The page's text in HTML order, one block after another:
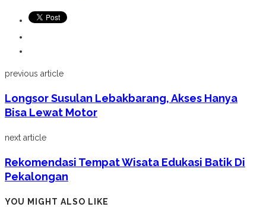
previous article
Longsor Susulan Lebakbarang, Akses Hanya
Bisa Lewat Motor
next article
Rekomendasi Tempat Wisata Edukasi Batik Di
Pekalongan
YOU MIGHT ALSO LIKE